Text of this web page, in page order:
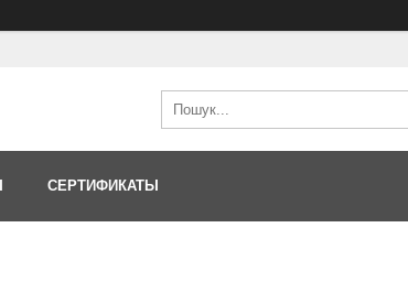
СЕРТИФИКАТЫ